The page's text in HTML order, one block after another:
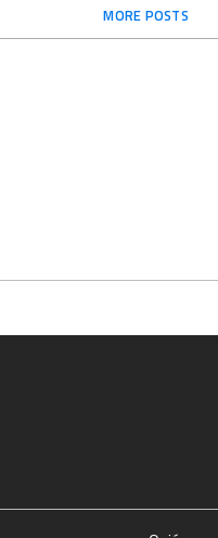
MORE POSTS